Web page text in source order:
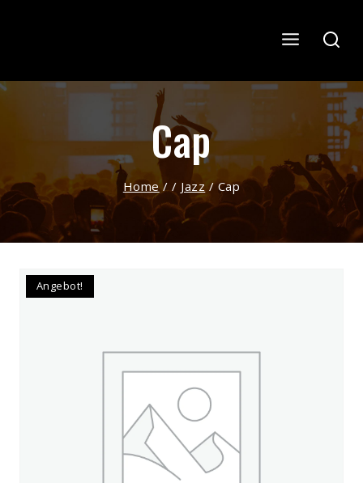
Cap
Home / / Jazz / Cap
Angebot!